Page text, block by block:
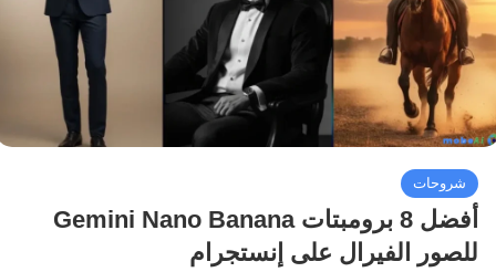
شروحات
أفضل 8 برومبتات Gemini Nano Banana
للصور الفيرال على إنستجرام